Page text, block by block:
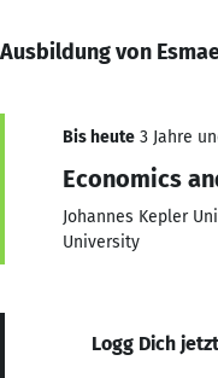
Ausbildung von
Bis heute 3 Jahre
Economics
Johannes Kepler
University
Logg Dich